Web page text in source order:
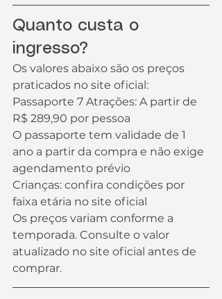
Quanto custa o
ingresso?
Os valores abaixo são os preços
praticados no site oficial:
Passaporte 7 Atrações: A partir de
R$ 289,90 por pessoa
O passaporte tem validade de 1
ano a partir da compra e não exige
agendamento prévio
Crianças: confira condições por
faixa etária no site oficial
Os preços variam conforme a
temporada. Consulte o valor
atualizado no site oficial antes de
comprar.